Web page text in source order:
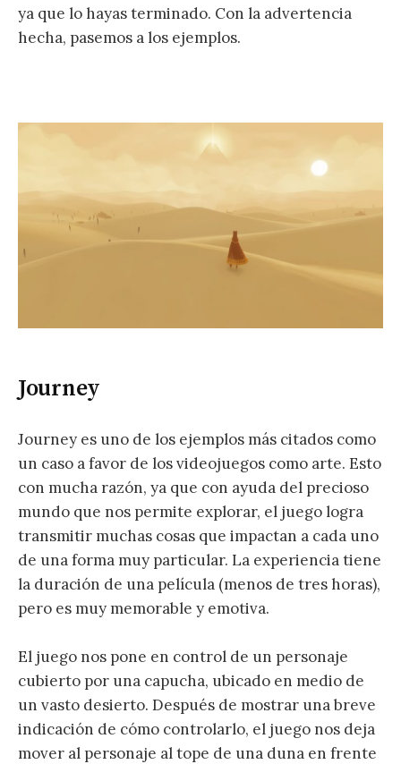
ya que lo hayas terminado. Con la advertencia
hecha, pasemos a los ejemplos.
Journey
Journey es uno de los ejemplos más citados como
un caso a favor de los videojuegos como arte. Esto
con mucha razón, ya que con ayuda del precioso
mundo que nos permite explorar, el juego logra
transmitir muchas cosas que impactan a cada uno
de una forma muy particular. La experiencia tiene
la duración de una película (menos de tres horas),
pero es muy memorable y emotiva.
El juego nos pone en control de un personaje
cubierto por una capucha, ubicado en medio de
un vasto desierto. Después de mostrar una breve
indicación de cómo controlarlo, el juego nos deja
mover al personaje al tope de una duna en frente